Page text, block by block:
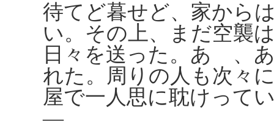
待てど暮せど、家から
い。その上、まだ空襲
日々を送った。あゝ、
れた。周りの人も次々
屋で一人思に耽けって
―